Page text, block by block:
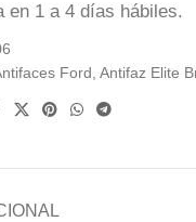
en 1 a 4 días hábiles.
Ford Antifaz Elite